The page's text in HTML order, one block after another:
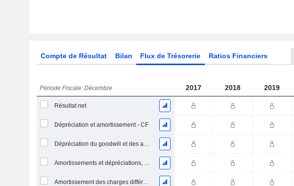
Compte de Résultat Bilan Flux de Trésorerie Ratios Financiers
Période Fiscale: Décembre 2017 2018 2019
Résultat net
Dépréciation et amortissement - CF
Dépréciation du goodwill et des actifs intangibles
Amortissements et dépréciations, Total
Amortissement des charges différées, Total - (CF)